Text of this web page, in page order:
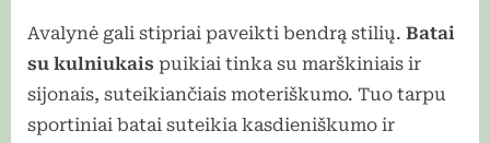
Avalynė gali stipriai paveikti bendrą stilių. Batai
su kulniukais puikiai tinka su marškiniais ir
sijonais, suteikiančiais moteriškumo. Tuo tarpu
sportiniai batai suteikia kasdieniškumo ir